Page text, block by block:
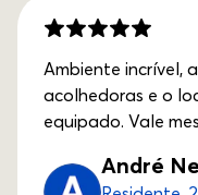
Ambiente incrível,
acolhedoras e o
equipado. Vale
André